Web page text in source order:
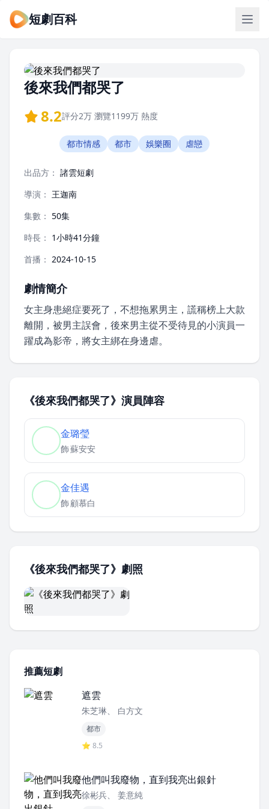
短劇百科
後來我們都哭了
8.2評分2万 瀏覽1199万 熱度
都市情感 都市 娛樂圈 虐戀
出品方： 諸雲短劇
導演： 王迦南
集數： 50集
時長： 1小時41分鐘
首播： 2024-10-15
劇情簡介
女主身患絕症要死了，不想拖累男主，謊稱榜上大款
離開，被男主誤會，後來男主從不受待見的小演員一
躍成為影帝，將女主綁在身邊虐。
《後來我們都哭了》演員陣容
金璐瑩
飾蘇安安
金佳遇
飾顧慕白
《後來我們都哭了》劇照
推薦短劇
遮雲
朱芝琳、 白方文
都市
⭐ 8.5
他們叫我廢物，直到我亮出銀針
徐彬兵、 姜意純